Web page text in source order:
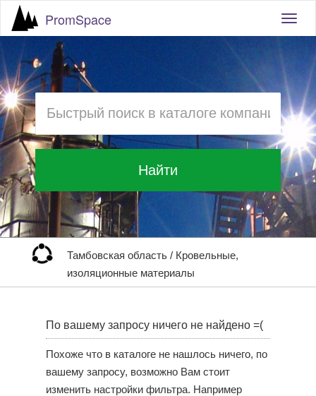
PromSpace
Найти
Тамбовская область / Кровельные,
изоляционные материалы
По вашему запросу ничего не найдено =(
Похоже что в каталоге не нашлось ничего, по
вашему запросу, возможно Вам стоит
изменить настройки фильтра. Например